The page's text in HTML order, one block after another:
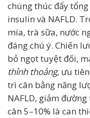
chúng thúc đẩy
insulin và NAFLD.
mía, trà sữa, nước
đáng chú ý. Chiến
bỏ ngọt tuyệt đối,
thỉnh thoảng, ưu
trì cân bằng năng
NAFLD, giảm
cân 5–10% là can